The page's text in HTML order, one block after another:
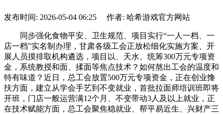
发布时间: 2026-05-04 06:25 作者: 哈希游戏官方网站
同步强化食物平安、卫生规范、项目实行“一人一档、一
店一档”实名制办理，甘肃各级工会正放松细化实施方案、开
展人员摸排取机构遴选，项目以、天水、统筹300万元专项资
金，系统教授和面、揉面等焦点技术？如何熬出工会的温度和
特有味道？近日，总工会放置500万元专项资金，正在创业搀
扶方面，建立从学会手艺到不变就业，首批拉面师培训班即将
开班，门店一般运营满12个月、不变带动3人及以上就业，正
在技术赋能方面，总工会聚焦稳就业、帮平易近生、兴财产三